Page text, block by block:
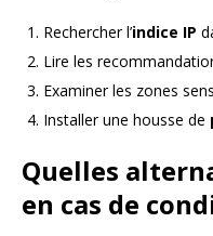
Rechercher l’indice IP
Lire les
Examiner les zones
Installer une housse de
Quelles
en cas de